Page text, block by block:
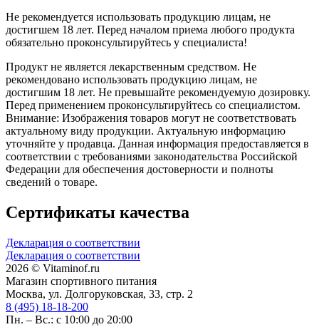
Не рекомендуется использовать продукцию лицам, не
достигшем 18 лет. Перед началом приема любого продукта
обязательно проконсультируйтесь у специалиста!
Продукт не является лекарственным средством. Не
рекомендовано использовать продукцию лицам, не
достигшим 18 лет. Не превышайте рекомендуемую дозировку.
Перед применением проконсультируйтесь со специалистом.
Внимание: Изображения товаров могут не соответствовать
актуальному виду продукции. Актуальную информацию
уточняйте у продавца. Данная информация предоставляется в
соответствии с требованиями законодательства Российской
Федерации для обеспечения достоверности и полноты
сведений о товаре.
Сертификаты качества
Декларация о соответствии
Декларация о соответствии
2026 © Vitaminof.ru
Магазин спортивного питания
Москва, ул. Долгоруковская, 33, стр. 2
8 (495) 18-18-200
Пн. – Вс.: с 10:00 до 20:00